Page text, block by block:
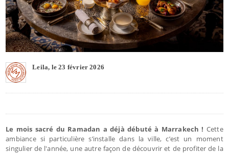
Leila, le 23 février 2026
Le mois sacré du Ramadan a déjà débuté à Marrakech ! Cette
ambiance si particulière s’installe dans la ville, c’est un moment
singulier de l'année, une autre façon de découvrir et de profiter de la